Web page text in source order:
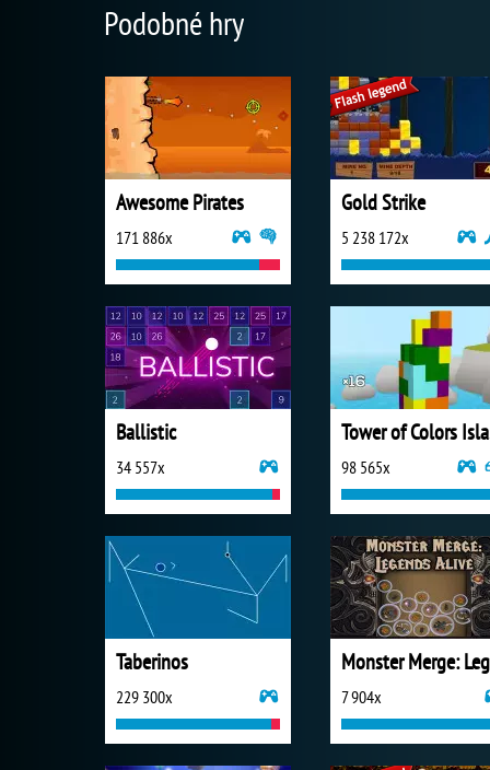
Podobné hry
Awesome Pirates
171 886x
Gold Strike
5 238 172x
Ballistic
34 557x 98 565x
Taberinos
229 300x 7 904x